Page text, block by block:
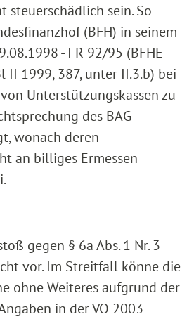
steuerschädlich sein. So
(BFH) in seinem
- I R 92/95 (BFHE
II 1999, 387, unter II.3.b) bei
Unterstützungskassen zu
des BAG
wonach deren
an billiges Ermessen
gegen § 6a Abs. 1 Nr. 3
vor. Im Streitfall könne die
ohne Weiteres aufgrund der
in der VO 2003